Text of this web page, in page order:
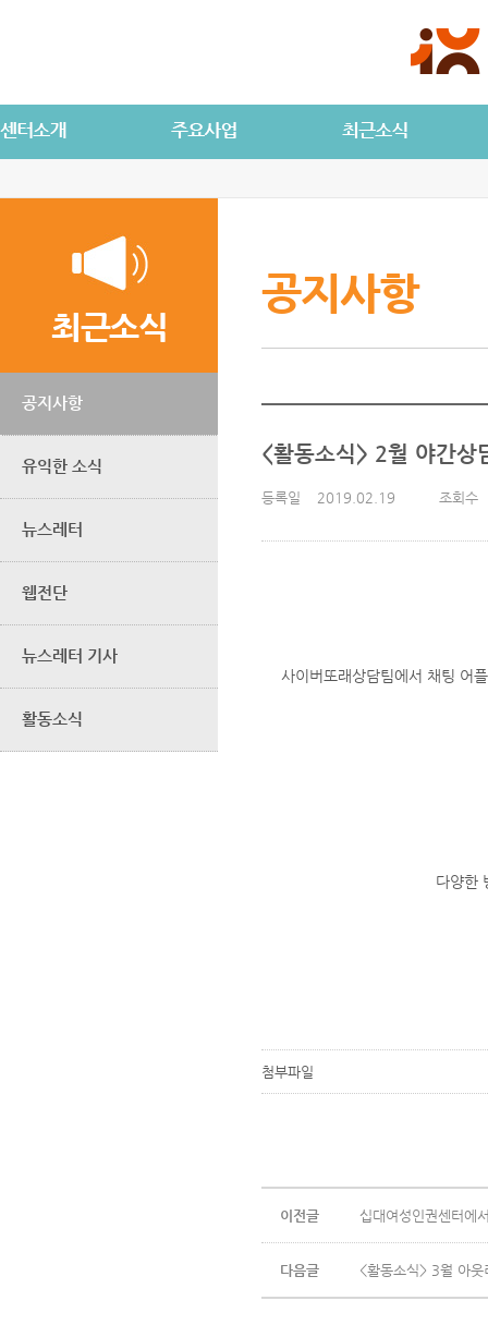
최근소식
공지사항
유익한 소식
뉴스레터
웹전단
뉴스레터 기사
활동소식
공지사항
<활동소식> 2월 야간상
등록일 2019.02.19 조회수
사이버또래상담팀에서 채팅 어
다양한
첨부파일
이전글 십대여성인권센터에
다음글 <활동소식> 3월 아